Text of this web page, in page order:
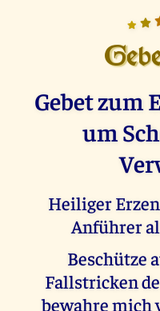
Gebet zum
um
Heiliger
Anführer
Beschütze
Fallstricken
bewahre mich